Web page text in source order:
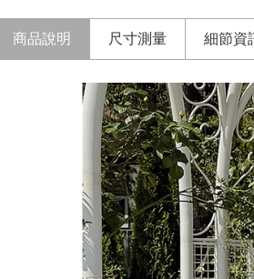
商品說明 尺寸測量 細節資